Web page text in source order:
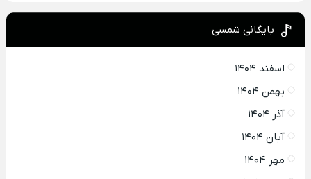
بایگانی شمسی
اسفند ۱۴۰۴
بهمن ۱۴۰۴
آذر ۱۴۰۴
آبان ۱۴۰۴
مهر ۱۴۰۴